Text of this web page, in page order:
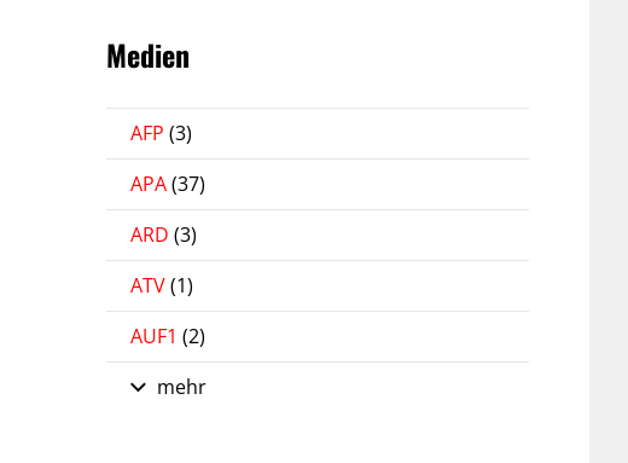
Medien
AFP (3)
APA(37)
ARD (3)
ATV(1)
AUF1 (2)
mehr